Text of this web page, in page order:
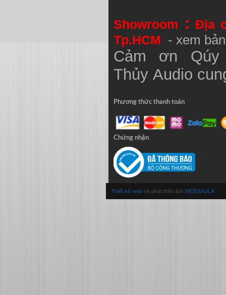
Showroom : Địa
Tp.HCM - xem
Cảm ơn
Thủy Audio
Phương thức thanh toán
Chứng nhận
Thiết kế web và phát triển bởi WEBXAULA